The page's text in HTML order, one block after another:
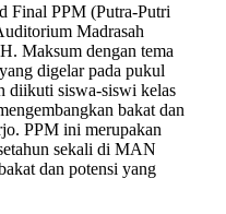
Final PPM (Putra-Putri
Madrasah
Maksum dengan tema
digelar pada pukul
diikuti siswa-siswi kelas
bakat dan
PPM ini merupakan
sekali di MAN
dan potensi yang